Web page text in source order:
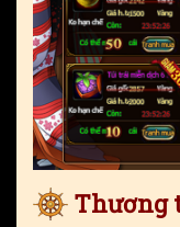
Thương